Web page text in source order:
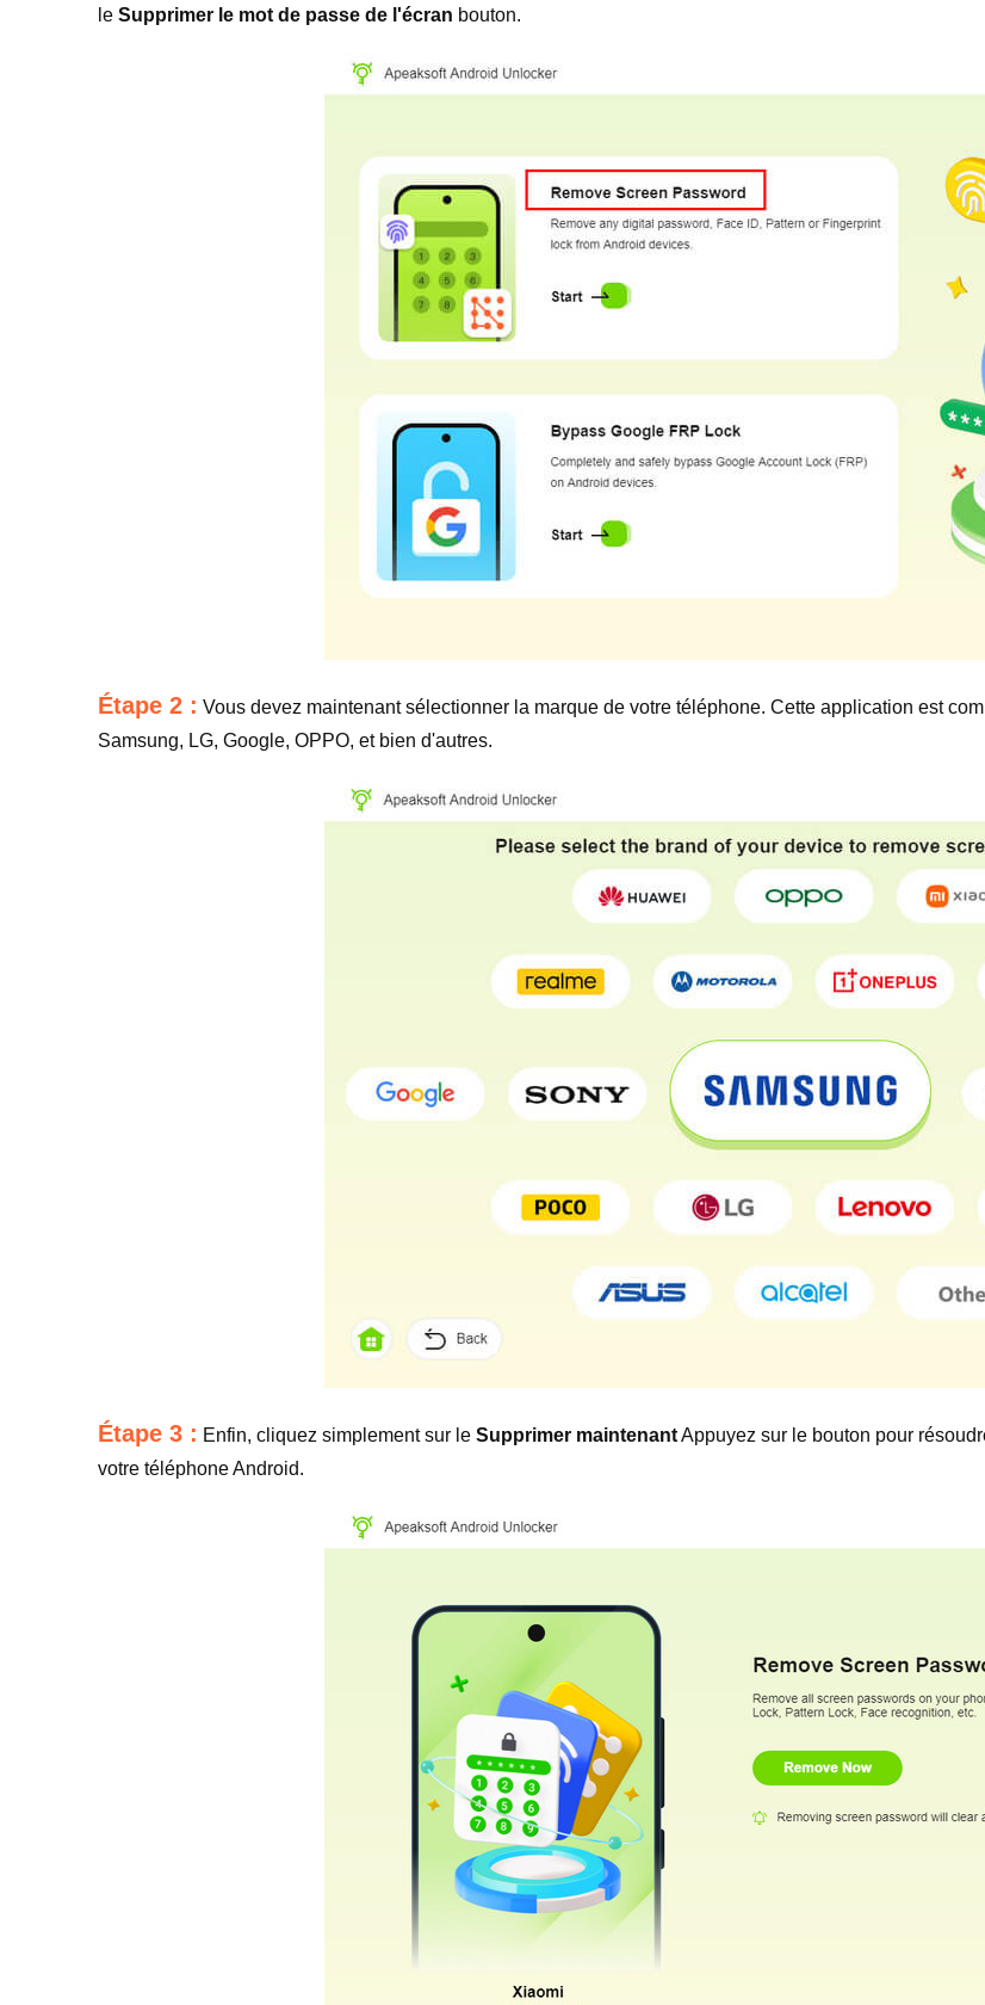
le Supprimer le mot de passe de l'écran bouton.
Étape 2 : Vous devez maintenant sélectionner la marque de votre téléphone. Cette application est
Samsung, LG, Google, OPPO, et bien d'autres.
Étape 3 : Enfin, cliquez simplement sur le Supprimer maintenantAppuyez sur le bouton pour
votre téléphone Android.